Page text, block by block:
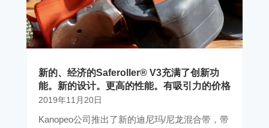
新的、经济的Saferoller® V3充满了创新功
能。新的设计。更高的性能。有吸引力的价格
2019年11月20日
Kanopeo公司推出了新的迪尼玛/尼龙混合带，带